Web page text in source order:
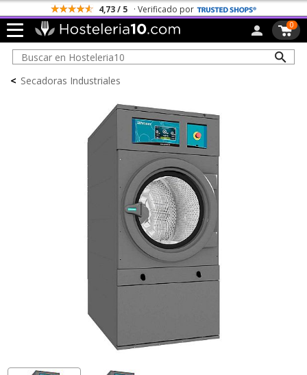
4,73 / 5 · Verificado por
0
< Secadoras Industriales